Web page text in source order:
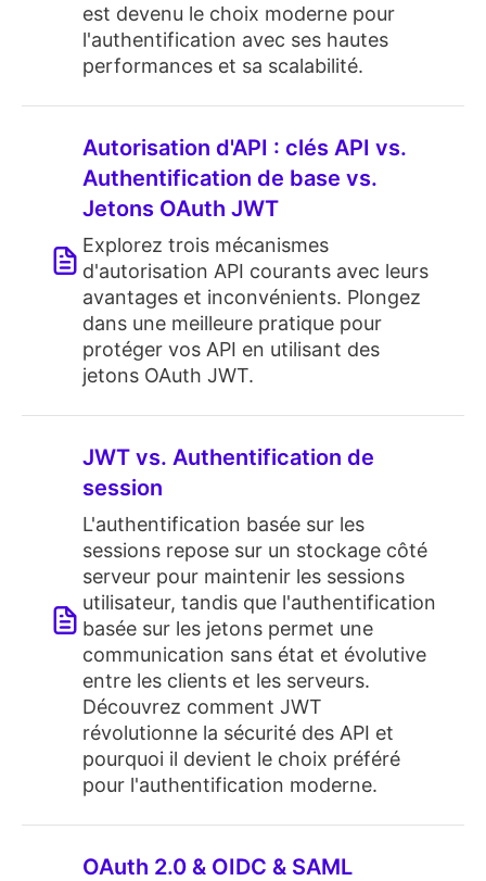
est devenu le choix moderne pour
l'authentification avec ses hautes
performances et sa scalabilité.
Autorisation d'API : clés API vs.
Authentification de base vs.
Jetons OAuth JWT
Explorez trois mécanismes
d'autorisation API courants avec leurs
avantages et inconvénients. Plongez
dans une meilleure pratique pour
protéger vos API en utilisant des
jetons OAuth JWT.
JWT vs. Authentification de
session
L'authentification basée sur les
sessions repose sur un stockage côté
serveur pour maintenir les sessions
utilisateur, tandis que l'authentification
basée sur les jetons permet une
communication sans état et évolutive
entre les clients et les serveurs.
Découvrez comment JWT
révolutionne la sécurité des API et
pourquoi il devient le choix préféré
pour l'authentification moderne.
OAuth 2.0 & OIDC & SAML